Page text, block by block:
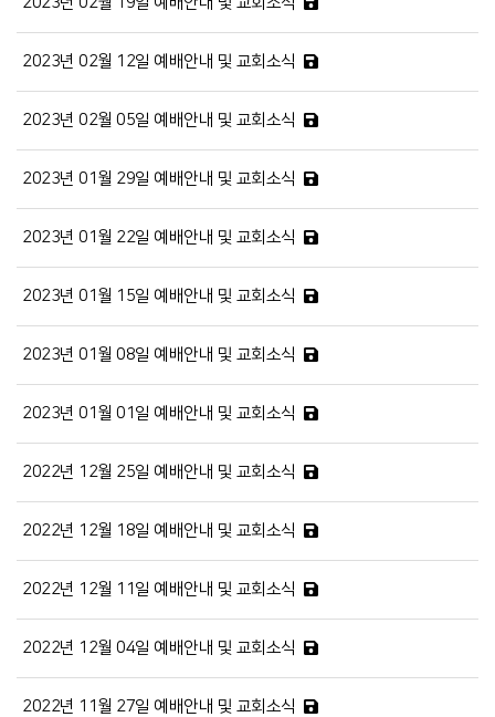
2023년 02월 12일 예배안내 및 교회소식
2023년 02월 05일 예배안내 및 교회소식
2023년 01월 29일 예배안내 및 교회소식
2023년 01월 22일 예배안내 및 교회소식
2023년 01월 15일 예배안내 및 교회소식
2023년 01월 08일 예배안내 및 교회소식
2023년 01월 01일 예배안내 및 교회소식
2022년 12월 25일 예배안내 및 교회소식
2022년 12월 18일 예배안내 및 교회소식
2022년 12월 11일 예배안내 및 교회소식
2022년 12월 04일 예배안내 및 교회소식
2022년 11월 27일 예배안내 및 교회소식